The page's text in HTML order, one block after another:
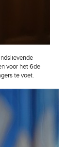
voor het 6de
te voet.